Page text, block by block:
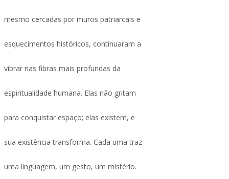
mesmo cercadas por muros patriarcais e
esquecimentos históricos, continuaram a
vibrar nas fibras mais profundas da
espiritualidade humana. Elas não gritam
para conquistar espaço; elas existem, e
sua existência transforma. Cada uma traz
uma linguagem, um gesto, um mistério.